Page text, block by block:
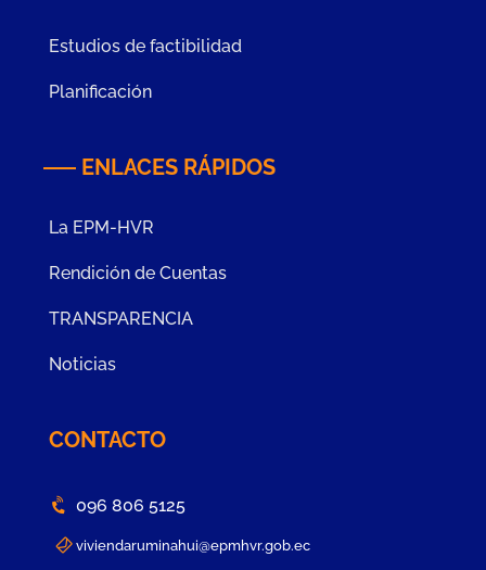
Estudios de factibilidad
Planificación
ENLACES RÁPIDOS
La EPM-HVR
Rendición de Cuentas
TRANSPARENCIA
Noticias
CONTACTO
096 806 5125
viviendaruminahui@epmhvr.gob.ec